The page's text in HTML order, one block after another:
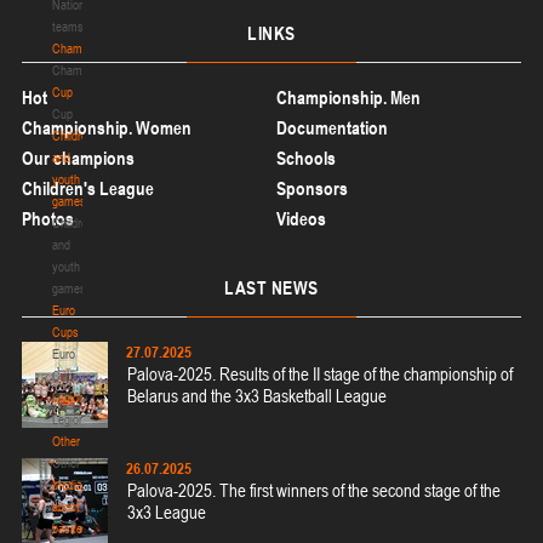
National
teams
Championship
Championship
Cup
Cup
Children
and
youth
games
Children
and
youth
games
Euro
Cups
Euro
Cups
Legionaries
Legionaries
Other
Other
Media
about
basketball
с
с
а
р
о
в
Р
К
С
О
О
Б
Ф
Б
п
р
о
в
о
д
и
м
ы
й
LINKS
Hot
Championship. Men
Championship. Women
Documentation
Our champions
Schools
Children's League
Sponsors
Photos
Videos
LAST NEWS
27.07.2025
Palova-2025. Results of the II stage of the championship of
Belarus and the 3x3 Basketball League
26.07.2025
Palova-2025. The first winners of the second stage of the
3x3 League